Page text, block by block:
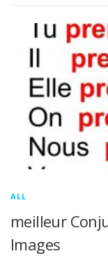
ALL
meilleur
Images